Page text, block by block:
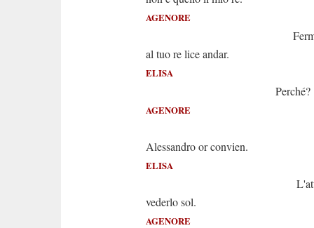
AGENORE
Ferma. Né
al tuo re lice andar.
ELISA
Perché?
AGENORE
Che
Alessandro or convien.
ELISA
L'attenda. Io
vederlo sol.
AGENORE